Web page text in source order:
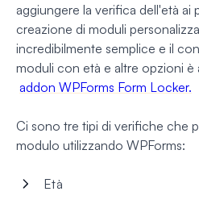
aggiungere la verifica dell'età ai
creazione di moduli
incredibilmente semplice e il
moduli con età e altre opzioni
addon WPForms Form Locker.
Ci sono tre tipi di verifiche che
modulo utilizzando WPForms:
Età